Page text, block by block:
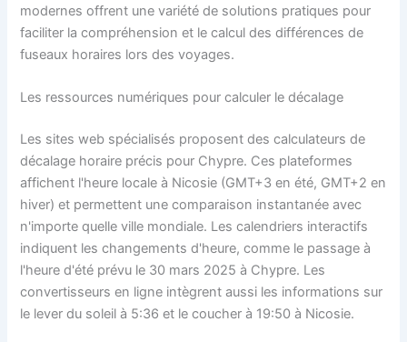
modernes offrent une variété de solutions pratiques pour
faciliter la compréhension et le calcul des différences de
fuseaux horaires lors des voyages.
Les ressources numériques pour calculer le décalage
Les sites web spécialisés proposent des calculateurs de
décalage horaire précis pour Chypre. Ces plateformes
affichent l'heure locale à Nicosie (GMT+3 en été, GMT+2 en
hiver) et permettent une comparaison instantanée avec
n'importe quelle ville mondiale. Les calendriers interactifs
indiquent les changements d'heure, comme le passage à
l'heure d'été prévu le 30 mars 2025 à Chypre. Les
convertisseurs en ligne intègrent aussi les informations sur
le lever du soleil à 5:36 et le coucher à 19:50 à Nicosie.